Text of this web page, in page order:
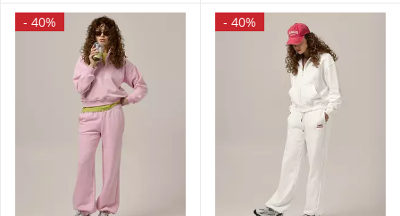
- 40% - 40%